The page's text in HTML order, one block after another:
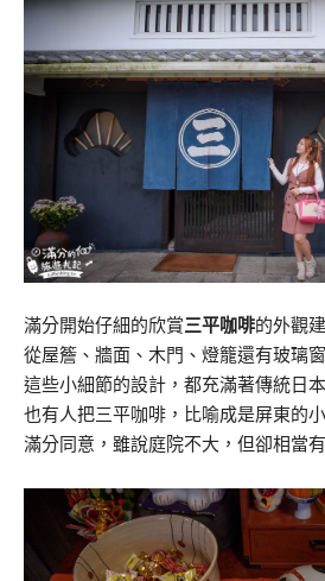
滿分開始仔細的欣賞三平咖啡的外觀
從屋簷、牆面、木門、燈籠還有玻璃
這些小細節的設計，都充滿著傳統日
也有人把三平咖啡，比喻成是屏東的
滿分同意，雖說庭院不大，但卻相當